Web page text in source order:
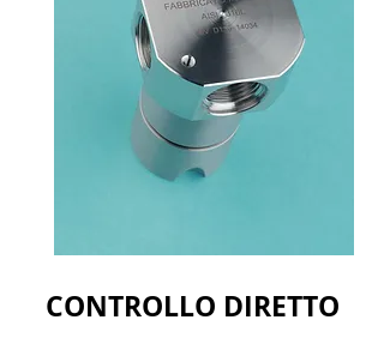
CONTROLLO DIRETTO